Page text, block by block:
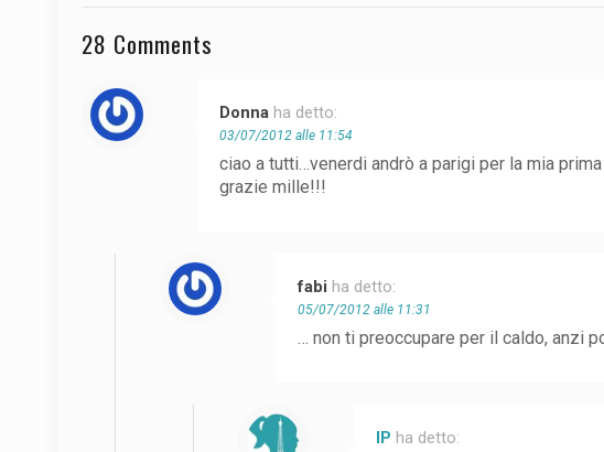
28 Comments
Donna ha detto:
03/07/2012 alle 11:54
ciao a tutti…venerdi andrò a parigi per la mia
grazie mille!!!
fabi ha detto:
05/07/2012 alle 11:31
… non ti preoccupare per il caldo, anzi
IP ha detto: